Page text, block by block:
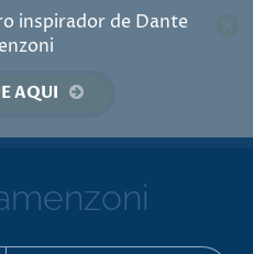
inspirador de Dante
AQUI